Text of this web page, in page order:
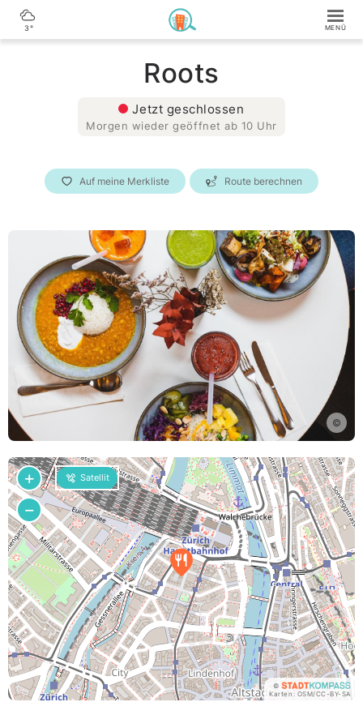
3°
Roots
Jetzt geschlossen
Morgen wieder geöffnet ab 10 Uhr
Auf meine Merkliste Route berechnen
©
Satellit
+
−
©
Karten: OSM/CC-BY-SA